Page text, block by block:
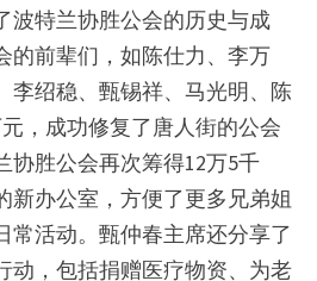
波特兰协胜公会的历史与成
的前辈们，如陈仕力、李万
李绍稳、甄锡祥、马光明、陈
，成功修复了唐人街的公会
协胜公会再次筹得12万5千
新办公室，方便了更多兄弟姐
常活动。甄仲春主席还分享了
动，包括捐赠医疗物资、为老